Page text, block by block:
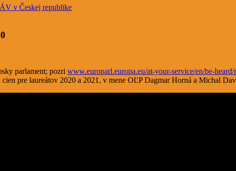
v Českej republike
parlament; pozri www.europarl.europa.eu/at-your-service/en/be-heard/
pre laureátov 2020 a 2021, v mene OĽP Dagmar Horná a Michal